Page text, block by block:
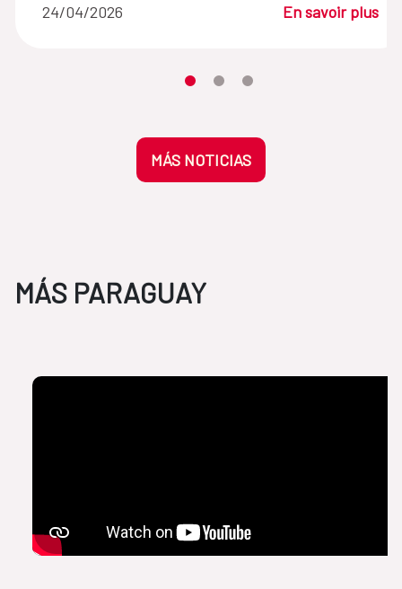
24/04/2026 En savoir plus
Desplaza el carrusel hasta su
Desplaza el carrusel hasta su
Desplaza el carrusel
MÁS NOTICIAS
MÁS PARAGUAY